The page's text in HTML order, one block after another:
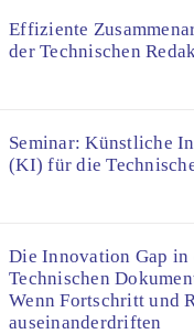
Effiziente
der Technischen
Seminar: Künstliche
(KI) für die
Die Innovation Gap in
Technischen
Wenn Fortschritt und
auseinanderdriften